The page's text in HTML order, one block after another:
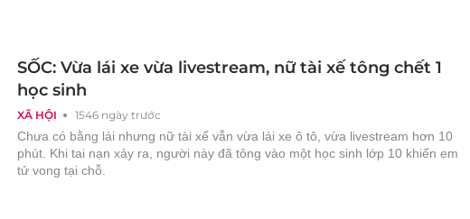
XÃ HỘI 1546 ngày trước
SỐC: Vừa lái xe vừa livestream, nữ tài xế tông chết 1
học sinh
Chưa có bằng lái nhưng nữ tài xế vẫn vừa lái xe ô tô, vừa livestream hơn 10
phút. Khi tai nạn xảy ra, người này đã tông vào một học sinh lớp 10 khiến em
tử vong tại chỗ.